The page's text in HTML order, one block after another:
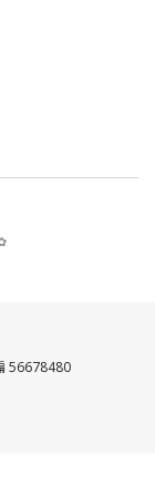
56678480